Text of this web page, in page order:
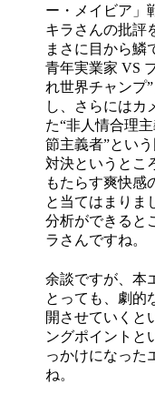
ー・メイビア」
キラさんの批評
まさに目から鱗
青年実業家 VS
れ世界チャンプ
し、さらにはカ
た“非人情合理
節主義者”とい
対決というとこ
もたらす爽快感
と当てはまりま
分析ができると
ラさんですね。
余談ですが、本
とっても、劇的
開させていくと
ングポイントと
っかけになった
ね。